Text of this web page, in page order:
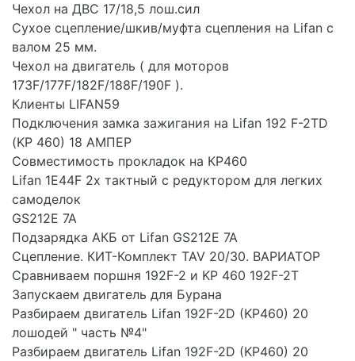
Чехол на ДВС 17/18,5 лош.сил
Сухое сцепление/шкив/муфта сцепления на Lifan с
валом 25 мм.
Чехол на двигатель ( для моторов
173F/177F/182F/188F/190F ).
Клиенты LIFAN59
Подключения замка зажигания на Lifan 192 F-2TD
(KP 460) 18 АМПЕР
Совместимость прокладок на КР460
Lifan 1E44F 2х тактный с редуктором для легких
самоделок
GS212E 7A
Подзарядка АКБ от Lifan GS212E 7A
Сцепление. КИТ-Комплект TAV 20/30. ВАРИАТОР
Сравниваем поршня 192F-2 и KP 460 192F-2T
Запускаем двигатель для Бурана
Разбираем двигатель Lifan 192F-2D (KP460) 20
лошодей " часть №4"
Разбираем двигатель Lifan 192F-2D (KP460) 20